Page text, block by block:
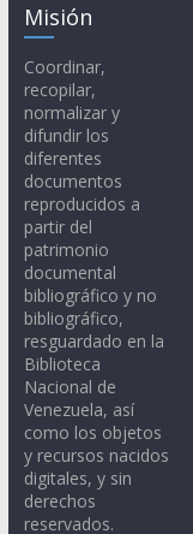
Misión
Coordinar,
recopilar,
normalizar y
difundir los
diferentes
documentos
reproducidos a
partir del
patrimonio
documental
bibliográfico y no
bibliográfico,
resguardado en la
Biblioteca
Nacional de
Venezuela, así
como los objetos
y recursos nacidos
digitales, y sin
derechos
reservados.